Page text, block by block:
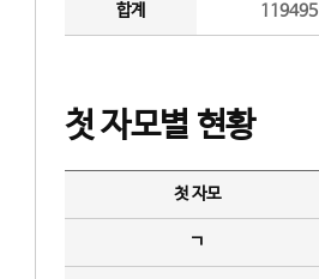
합계
첫 자모별 현황
첫 자모
ㄱ